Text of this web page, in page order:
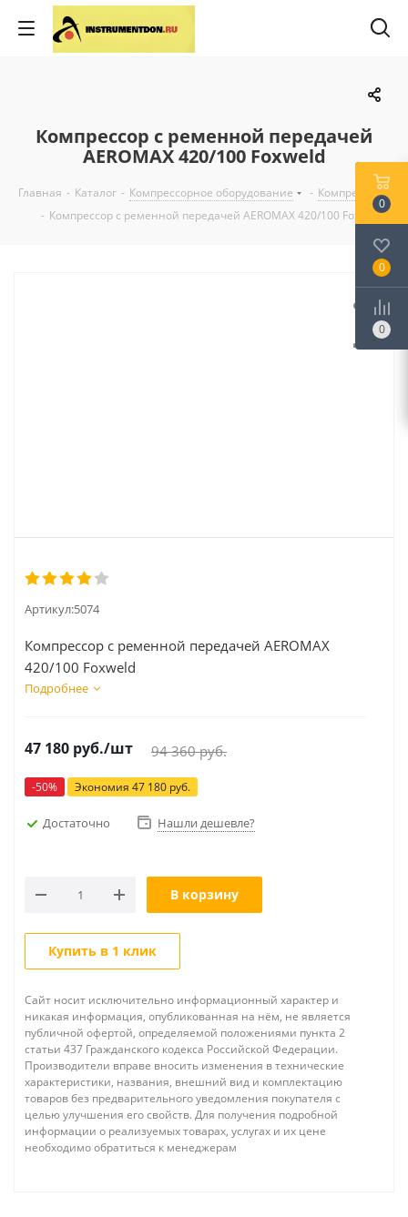
Компрессор с ременной передачей
AEROMAX 420/100 Foxweld
Главная - Каталог - Компрессорное оборудование - Компрессоры
- Компрессор с ременной передачей AEROMAX 420/100 Foxweld
Артикул:5074
Компрессор с ременной передачей AEROMAX
420/100 Foxweld
Подробнее
47 180 руб./шт 94 360руб.
-50% Экономия 47 180 руб.
Достаточно Нашли дешевле?
В корзину
Купить в 1 клик
Сайт носит исключительно информационный характер и
никакая информация, опубликованная на нём, не является
публичной офертой, определяемой положениями пункта 2
статьи 437 Гражданского кодекса Российской Федерации.
Производители вправе вносить изменения в технические
характеристики, названия, внешний вид и комплектацию
товаров без предварительного уведомления покупателя с
целью улучшения его свойств. Для получения подробной
информации о реализуемых товарах, услугах и их цене
необходимо обратиться к менеджерам
0
0
0